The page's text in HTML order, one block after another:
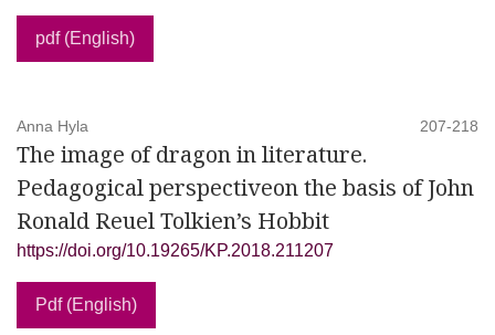
pdf (English)
Anna Hyla 207-218
The image of dragon in literature.
Pedagogical perspectiveon the basis of John
Ronald Reuel Tolkien’s Hobbit
https://doi.org/10.19265/KP.2018.211207
Pdf (English)